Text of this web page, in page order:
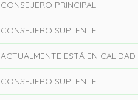
CONSEJERO PRINCIPAL
CONSEJERO SUPLENTE
ACTUALMENTE ESTÁ EN
CONSEJERO SUPLENTE